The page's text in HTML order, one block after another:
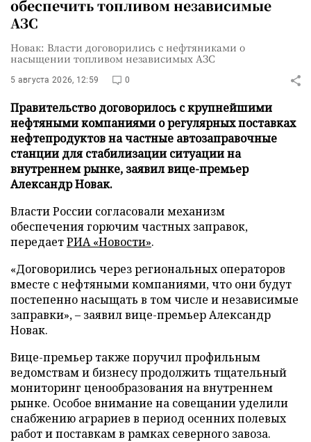
обеспечить топливом независимые
АЗС
Новак: Власти договорились с нефтяниками о
насыщении топливом независимых АЗС
5 августа 2026, 12:59 0
Правительство договорилось с крупнейшими
нефтяными компаниями о регулярных поставках
нефтепродуктов на частные автозаправочные
станции для стабилизации ситуации на
внутреннем рынке, заявил вице-премьер
Александр Новак.
Власти России согласовали механизм
обеспечения горючим частных заправок,
передаетРИА «Новости».
«Договорились через региональных операторов
вместе с нефтяными компаниями, что они будут
постепенно насыщать в том числе и независимые
заправки», – заявил вице-премьер Александр
Новак.
Вице-премьер также поручил профильным
ведомствам и бизнесу продолжить тщательный
мониторинг ценообразования на внутреннем
рынке. Особое внимание на совещании уделили
снабжению аграриев в период осенних полевых
работ и поставкам в рамках северного завоза.